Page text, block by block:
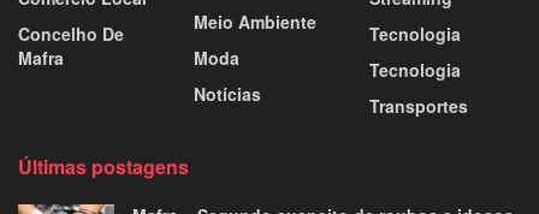
Concelho De
Mafra
Meio Ambiente
Moda
Notícias
Tecnologia
Tecnologia
Transportes
Últimas postagens